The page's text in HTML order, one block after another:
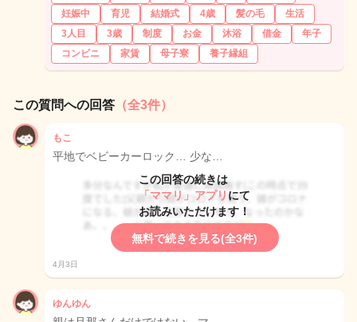
妊娠中
育児 結婚式 4歳 髪の毛
生活
3人目
3歳 制度 お金 沐浴 借金
年子
コンビニ
家賃 母子寮 養子縁組
この質問への回答 （全3件）
もこ
平地でベビーカーロック… 少な…
この回答の続きは
「ママリ」アプリ にて
お読みいただけます！
無料で続きを見る(全3件)
4月3日
ゆんゆん